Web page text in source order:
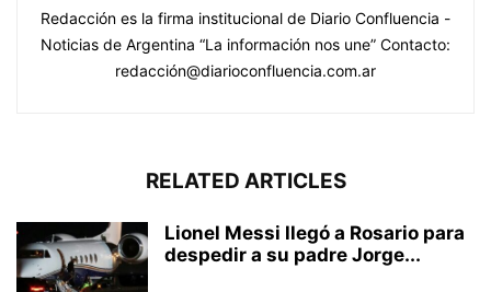
Redacción es la firma institucional de Diario Confluencia -
Noticias de Argentina “La información nos une” Contacto:
redacción@diarioconfluencia.com.ar
RELATED ARTICLES
Lionel Messi llegó a Rosario para
despedir a su padre Jorge...